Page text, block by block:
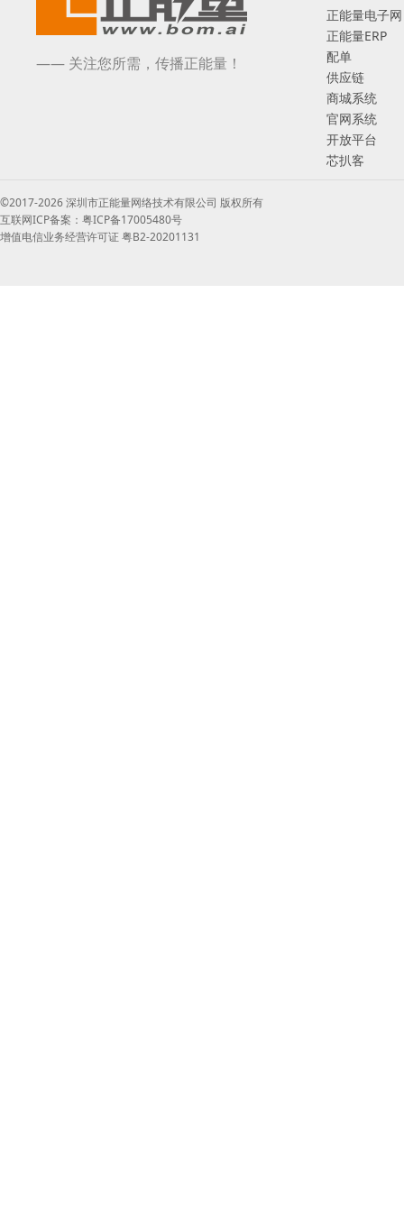
—— 关注您所需，传播正能量！
正能量电子网
正能量ERP
配单
供应链
商城系统
官网系统
开放平台
芯扒客
©2017-2026 深圳市正能量网络技术有限公司 版权所有
互联网ICP备案：粤ICP备17005480号
增值电信业务经营许可证 粤B2-20201131